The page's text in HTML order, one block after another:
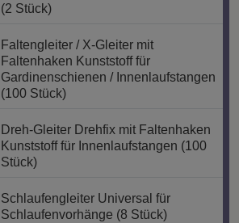
(2 Stück)
Faltengleiter / X-Gleiter mit
Faltenhaken Kunststoff für
Gardinenschienen / Innenlaufstangen
(100 Stück)
Dreh-Gleiter Drehfix mit Faltenhaken
Kunststoff für Innenlaufstangen (100
Stück)
Schlaufengleiter Universal für
Schlaufenvorhänge (8 Stück)